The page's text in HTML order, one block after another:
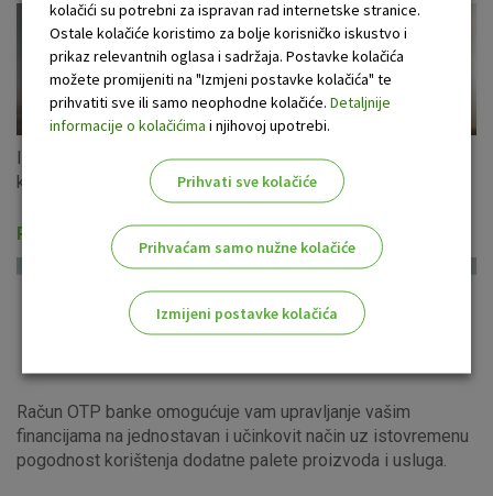
Iskoristite ponudu gotovinskih kredita u eurima s fiksnom
kamatnom stopom za cijeli period otplate!
Računi i usluge
Račun OTP banke omogućuje vam upravljanje vašim
financijama na jednostavan i učinkovit način uz istovremenu
pogodnost korištenja dodatne palete proizvoda i usluga.
kolačići su potrebni za ispravan rad internetske stranice.
Ostale kolačiće koristimo za bolje korisničko iskustvo i
prikaz relevantnih oglasa i sadržaja. Postavke kolačića
možete promijeniti na "Izmjeni postavke kolačića" te
prihvatiti sve ili samo neophodne kolačiće. Detaljnije
informacije o kolačićima i njihovoj upotrebi.
Prihvati sve kolačiće
Prihvaćam samo nužne kolačiće
Izmijeni postavke kolačića